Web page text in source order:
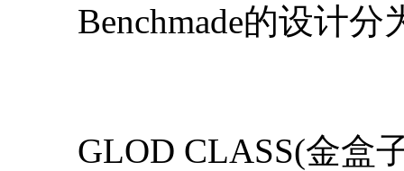
Benchmade的设计分
GLOD CLASS(金盒子